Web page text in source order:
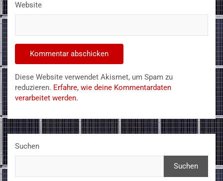
Website
Diese Website verwendet Akismet, um Spam zu
reduzieren. Erfahre, wie deine Kommentardaten
verarbeitet werden.
Suchen
Suchen